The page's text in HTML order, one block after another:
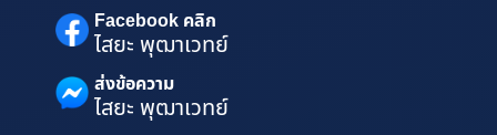
Facebook คลิก
ไสยะ พุฒาเวทย์
ส่งข้อความ
ไสยะ พุฒาเวทย์